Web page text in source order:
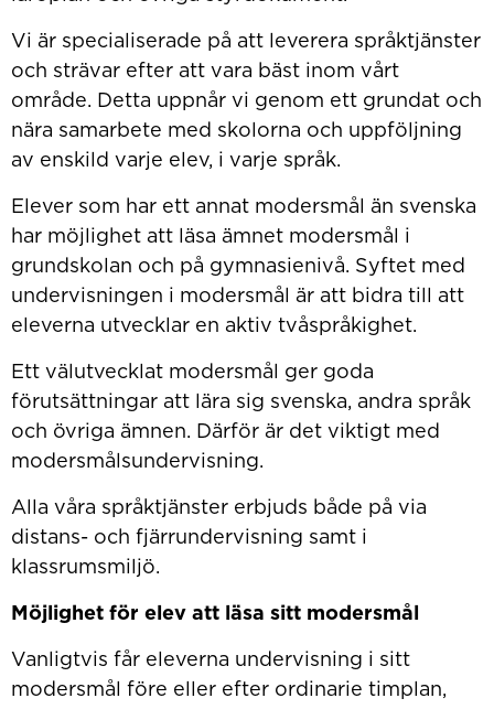
Vi är specialiserade på att leverera språktjänster
och strävar efter att vara bäst inom vårt
område. Detta uppnår vi genom ett grundat och
nära samarbete med skolorna och uppföljning
av enskild varje elev, i varje språk.
Elever som har ett annat modersmål än svenska
har möjlighet att läsa ämnet modersmål i
grundskolan och på gymnasienivå. Syftet med
undervisningen i modersmål är att bidra till att
eleverna utvecklar en aktiv tvåspråkighet.
Ett välutvecklat modersmål ger goda
förutsättningar att lära sig svenska, andra språk
och övriga ämnen. Därför är det viktigt med
modersmålsundervisning.
Alla våra språktjänster erbjuds både på via
distans- och fjärrundervisning samt i
klassrumsmiljö.
Möjlighet för elev att läsa sitt modersmål
Vanligtvis får eleverna undervisning i sitt
modersmål före eller efter ordinarie timplan,